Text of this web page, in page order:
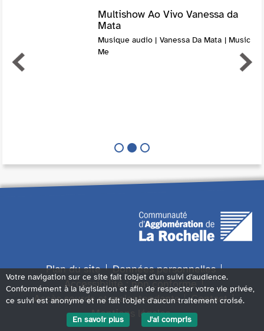
Multishow Ao Vivo Vanessa da
Mata
Musique audio | Vanessa Da Mata | Music
Me
Plan du site
Données personnelles
Accessibilité : non conforme
Accès sourds et malentendants
Contact
Mentions légales
Votre navigation sur ce site fait l'objet d'un suivi d'audience.
Conformément à la législation et afin de respecter votre vie privée,
ce suivi est anonyme et ne fait l'objet d'aucun traitement croisé.
En savoir plus
J'ai compris